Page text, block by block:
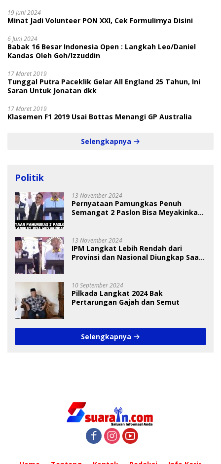
19 Juni 2024
Minat Jadi Volunteer PON XXI, Cek Formulirnya Disini
6 Juni 2024
Babak 16 Besar Indonesia Open : Langkah Leo/Daniel
Kandas Oleh Goh/Izzuddin
17 Maret 2019
Tunggal Putra Paceklik Gelar All England 25 Tahun, Ini
Saran Untuk Jonatan dkk
17 Maret 2019
Klasemen F1 2019 Usai Bottas Menangi GP Australia
Selengkapnya
Politik
13 November 2024
Pernyataan Pamungkas Penuh
Semangat 2 Paslon Bisa Meyakinkan
13 November 2024
IPM Langkat Lebih Rendah dari
Provinsi dan Nasional Diungkap Saat
10 September 2024
Pilkada Langkat 2024 Bak
Pertarungan Gajah dan Semut
Selengkapnya